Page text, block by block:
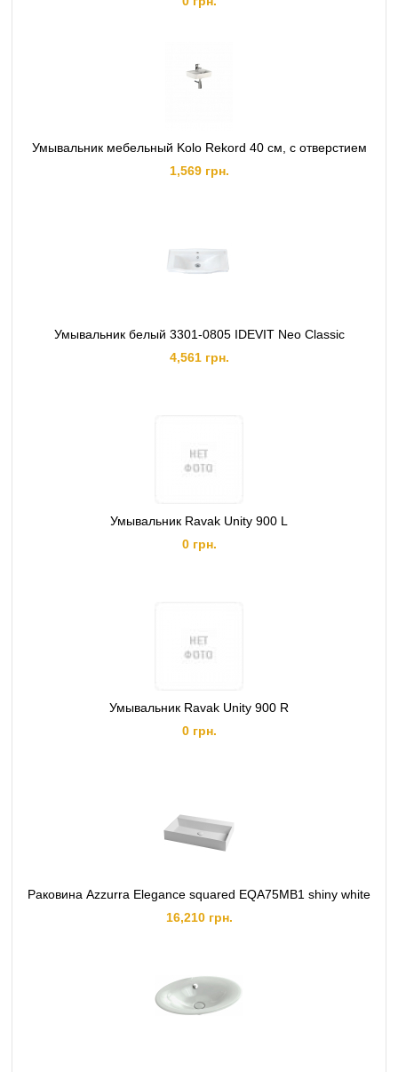
Умывальник мебельный Kolo Rekord 40 см, с отверстием
1,569 грн.
Умывальник белый 3301-0805 IDEVIT Neo Classic
4,561 грн.
Умывальник Ravak Unity 900 L
0 грн.
Умывальник Ravak Unity 900 R
0 грн.
Раковина Azzurra Elegance squared EQA75MB1 shiny white
16,210 грн.